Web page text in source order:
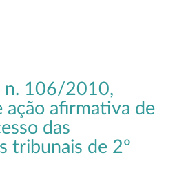
n. 106/2010,
ação afirmativa de
das
tribunais de 2º